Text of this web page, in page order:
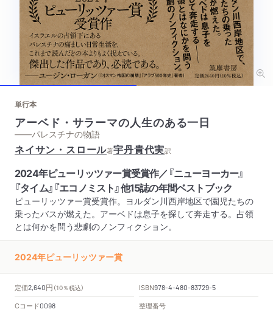
単行本
アーベド・サラーマの人生のある一日
——パレスチナの物語
ネイサン・スロール著宇丹貴代実訳
2024年ピューリッツァー賞受賞作／『ニューヨーカー』
『タイム』『エコノミスト』他15誌の年間ベストブック
ピューリッツァー賞受賞作。ヨルダン川西岸地区で園児たちの
乗ったバスが燃えた。アーベドは息子を探して奔走する。占領
とは何かを問う悲劇のノンフィクション。
2024年ピューリッツァー賞
定価2,640円 （10％税込） ISBN978-4-480-83729-5
Cコード0098
整理番号